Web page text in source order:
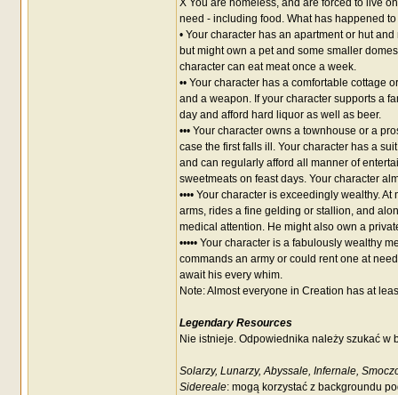
X You are homeless, and are forced to live
need - including food. What has happened
• Your character has an apartment or hut
but might own a pet and some smaller
character can eat meat once a week.
•• Your character has a comfortable cottage
and a weapon. If your character supports a
day and afford hard liquor as well as beer.
••• Your character owns a townhouse or a
case the first falls ill. Your character has a
and can regularly afford all manner of
sweetmeats on feast days. Your character
•••• Your character is exceedingly wealthy.
arms, rides a fine gelding or stallion, and
medical attention. He might also own a
••••• Your character is a fabulously wealthy
commands an army or could rent one at
await his every whim.
Note: Almost everyone in Creation has at
Legendary Resources
Nie istnieje. Odpowiednika należy szukać w
Solarzy, Lunarzy, Abyssale, Infernale,
Sidereale: mogą korzystać z backgroundu